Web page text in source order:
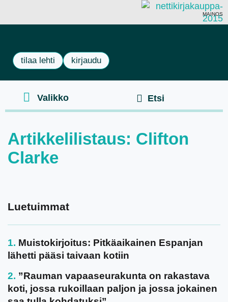
MAINOS
tilaa lehti kirjaudu
Artikkelilistaus: Clifton
Clarke
Luetuimmat
Muistokirjoitus: Pitkäaikainen Espanjan
lähetti pääsi taivaan kotiin
”Rauman vapaaseurakunta on rakastava
koti, jossa rukoillaan paljon ja jossa jokainen